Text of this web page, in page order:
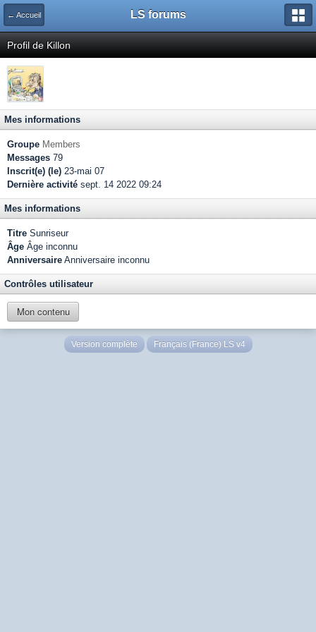
← Accueil LS forums
Profil de Killon
Mes informations
Groupe Members
Messages 79
Inscrit(e) (le) 23-mai 07
Dernière activité sept. 14 2022 09:24
Mes informations
Titre Sunriseur
Âge Âge inconnu
Anniversaire Anniversaire inconnu
Contrôles utilisateur
Mon contenu
Version complète Français (France) LS v4